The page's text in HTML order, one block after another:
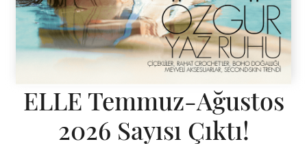
ELLE Temmuz-Ağustos
2026 Sayısı Çıktı!